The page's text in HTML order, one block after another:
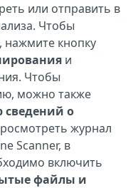
или отправить в
Чтобы
нажмите кнопку
и
Чтобы
можно также
сведений о
журнал
Scanner, в
включить
файлы и